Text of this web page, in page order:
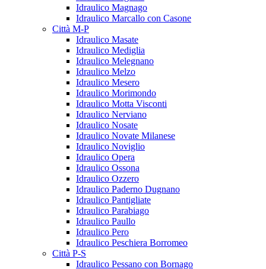
Idraulico Magnago
Idraulico Marcallo con Casone
Città M-P
Idraulico Masate
Idraulico Mediglia
Idraulico Melegnano
Idraulico Melzo
Idraulico Mesero
Idraulico Morimondo
Idraulico Motta Visconti
Idraulico Nerviano
Idraulico Nosate
Idraulico Novate Milanese
Idraulico Noviglio
Idraulico Opera
Idraulico Ossona
Idraulico Ozzero
Idraulico Paderno Dugnano
Idraulico Pantigliate
Idraulico Parabiago
Idraulico Paullo
Idraulico Pero
Idraulico Peschiera Borromeo
Città P-S
Idraulico Pessano con Bornago